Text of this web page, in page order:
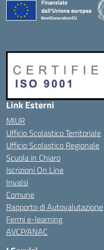
Link Esterni
MIUR
Ufficio Scolastico Territoriale
Ufficio Scolastico Regionale
Scuola in Chiaro
Iscrizioni On Line
Invalsi
Comune
Rapporto di Autovalutazione
Fermi e-learning
AVCP/ANAC